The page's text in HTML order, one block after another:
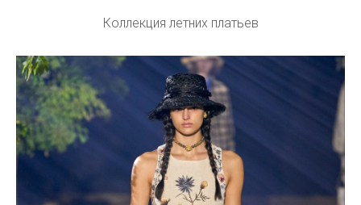
Коллекция летних платьев